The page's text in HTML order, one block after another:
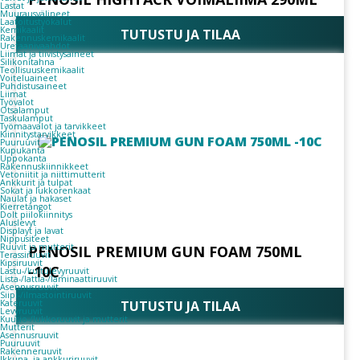
Lastat
Muurausvälineet
Laatoitustyökalut
Kemikaalit
Rakennuskemikaalit
Uretaanivaahdot
Liimat ja tiivistysaineet
Silikonitahna
Teollisuuskemikaalit
Voiteluaineet
Puhdistusaineet
Liimat
Työvalot
Otsalamput
Taskulamput
Työmaavalot ja tarvikkeet
Kiinnitys­tarvikkeet
Puuruuvit
Kupukanta
Uppokanta
Rakennuskiinnikkeet
Vetoniitit ja niittimutterit
Ankkurit ja tulpat
Sokat ja lukkorenkaat
Naulat ja hakaset
Kierretangot
Dolt piilokiinnitys
Aluslevyt
Displayt ja lavat
Nippusiteet
Ruuvit ja mutterit
Terassiruuvit
Kipsiruuvit
Lastu-/kuitulevyruuvit
Lista-/lattia-/laminaattiruuvit
Asennusruuvit
Siipi-/ilmastointiruuvit
Kateruuvit
Levyruuvit
Kuusio-/lukkoruuvit ja mutterit
Mutterit
Asennusruuvit
Puuruuvit
Rakenneruuvit
TUTUSTU JA TILAA
PENOSIL PREMIUM GUN FOAM 750ML
-10C
TUTUSTU JA TILAA